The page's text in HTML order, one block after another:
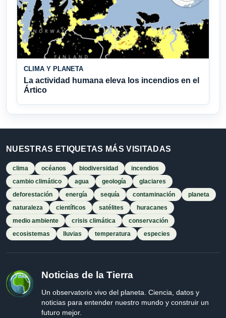
CLIMA Y PLANETA
La actividad humana eleva los incendios en el
Ártico
NUESTRAS ETIQUETAS MÁS VISITADAS
clima océanos biodiversidad
incendios
cambio climático
agua geología
glaciares
deforestación
energía sequía contaminación
planeta
naturaleza
científicos satélites
huracanes
medio ambiente
crisis climática
conservación
ecosistemas
lluvias temperatura especies
Noticias de la Tierra
Un observatorio vivo del planeta. Ciencia, datos y
noticias para entender nuestro mundo y construir un
futuro mejor.